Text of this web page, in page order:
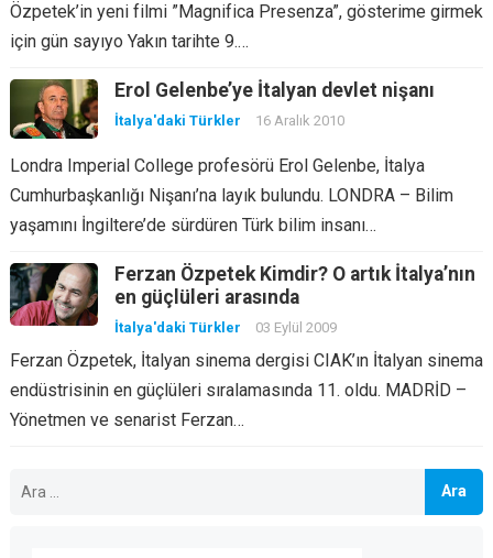
Özpetek’in yeni filmi ”Magnifica Presenza”, gösterime girmek
için gün sayıyo Yakın tarihte 9.…
Erol Gelenbe’ye İtalyan devlet nişanı
İtalya'daki Türkler 16 Aralık 2010
Londra Imperial College profesörü Erol Gelenbe, İtalya
Cumhurbaşkanlığı Nişanı’na layık bulundu. LONDRA – Bilim
yaşamını İngiltere’de sürdüren Türk bilim insanı…
Ferzan Özpetek Kimdir? O artık İtalya’nın
en güçlüleri arasında
İtalya'daki Türkler 03 Eylül 2009
Ferzan Özpetek, İtalyan sinema dergisi CIAK’ın İtalyan sinema
endüstrisinin en güçlüleri sıralamasında 11. oldu. MADRİD –
Yönetmen ve senarist Ferzan…